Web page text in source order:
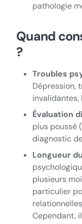
pathologie
Quand
?
Troubles
Dépression,
Évaluation
plus poussé
diagnostic
Longueur
plusieurs
particulier
Cependant,